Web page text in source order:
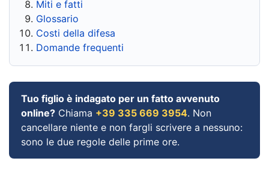
Miti e fatti
Glossario
Costi della difesa
Domande frequenti
Tuo figlio è indagato per un fatto avvenuto
online? Chiama +39 335 669 3954. Non
cancellare niente e non fargli scrivere a nessuno:
sono le due regole delle prime ore.